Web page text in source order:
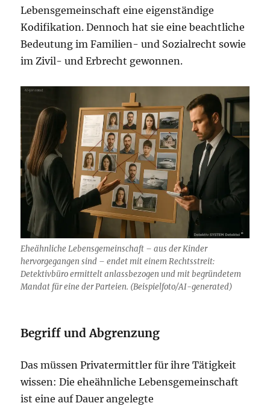
Lebensgemeinschaft eine eigenständige
Kodifikation. Dennoch hat sie eine beachtliche
Bedeutung im Familien- und Sozialrecht sowie
im Zivil- und Erbrecht gewonnen.
Eheähnliche Lebensgemeinschaft – aus der Kinder
hervorgegangen sind – endet mit einem Rechtsstreit:
Detektivbüro ermittelt anlassbezogen und mit begründetem
Mandat für eine der Parteien. (Beispielfoto/AI-generated)
Begriff und Abgrenzung
Das müssen Privatermittler für ihre Tätigkeit
wissen: Die eheähnliche Lebensgemeinschaft
ist eine auf Dauer angelegte